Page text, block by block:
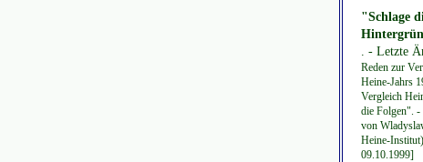
"Schlage
. - Letzte
Reden zur
Heine-Jahrs
Vergleich
die Folgen". -
von
Heine-
09.10.1999]